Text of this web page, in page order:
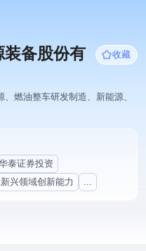
备股份有
收藏
、燃油整车研发制造、新能源、
泰证券投资
兴领域创新能力 ...